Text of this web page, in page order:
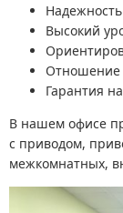
Высокий
Отношение
Гарантия
В нашем офисе
с приводом,
межкомнатных,